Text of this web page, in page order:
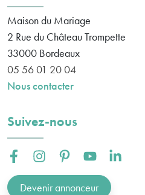
Maison du Mariage
2 Rue du Château Trompette
33000 Bordeaux
05 56 01 20 04
Nous contacter
Suivez-nous
Facebook :Instagram :Pinterest :Youtube :Linkedin
Devenir annonceur